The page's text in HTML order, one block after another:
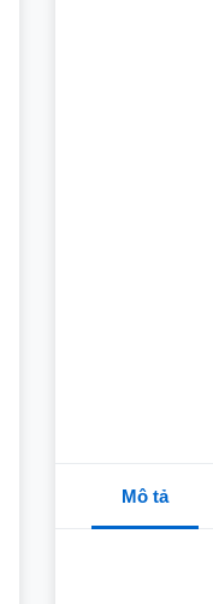
Mô tả